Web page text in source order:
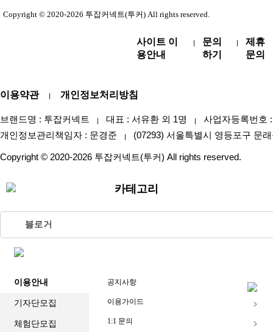
Copyright © 2020-2026 투잡커넥트(투커) All rights reserved.
사이트 이
용안내
| 문의
하기
|제휴
문의
이용약관 | 개인정보처리방침
브랜드명 : 투잡커넥트 | 대표 : 서유환 외 1명 | 사업자등록번호
개인정보관리책임자 : 문경준 | (07293) 서울특별시 영등포구 문
Copyright © 2020-2026 투잡커넥트(투커) All rights reserved.
카테고리
이용안내
기자단모집
체험단모집
공지사항
이용가이드
1:1 문의